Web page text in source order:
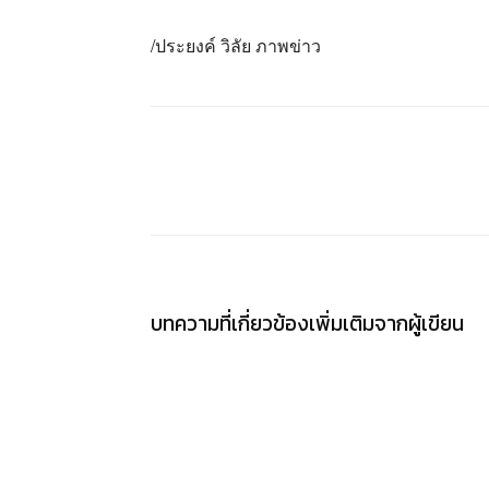
/ประยงค์ วิลัย ภาพข่าว
บทความที่เกี่ยวข้องเพิ่มเติมจากผู้เขียน